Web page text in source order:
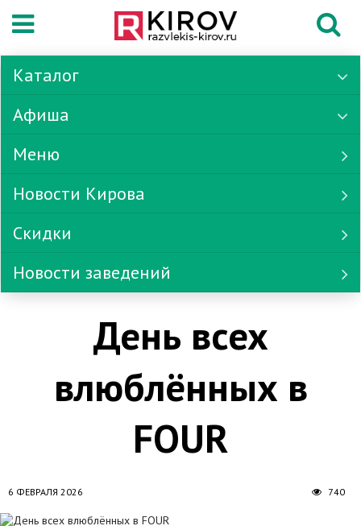
Каталог
Афиша
Меню
Новости Кирова
Скидки
Новости заведений
День всех
влюблённых в
FOUR
6 ФЕВРАЛЯ 2026 740